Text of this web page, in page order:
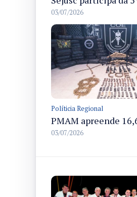
03/07/2026
Políticia Regional
03/07/2026